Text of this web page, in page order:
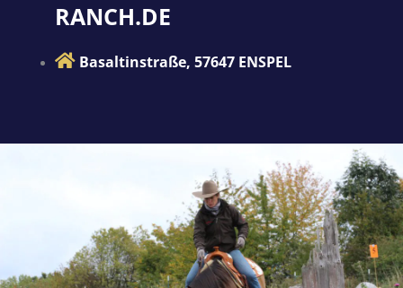
RANCH.DE
Basaltinstraße, 57647 ENSPEL